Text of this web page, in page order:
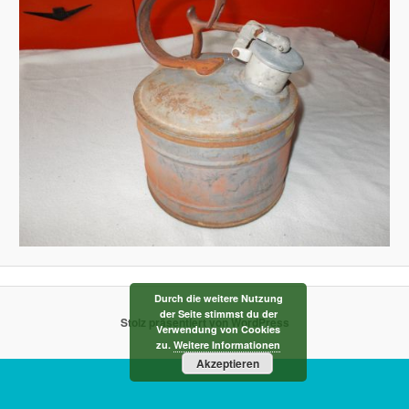
Stolz präsentiert von WordPress
Durch die weitere Nutzung
der Seite stimmst du der
Verwendung von Cookies
zu. Weitere Informationen
Akzeptieren